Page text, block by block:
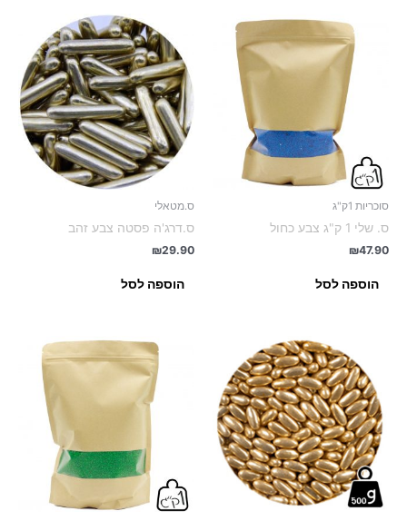
סוכריות 1ק"ג
ס. שלי 1 ק"ג צבע כחול
₪47.90
הוספה לסל
ס.מטאלי
ס.דרג'ה פסטה צבע זהב
₪29.90
הוספה לסל